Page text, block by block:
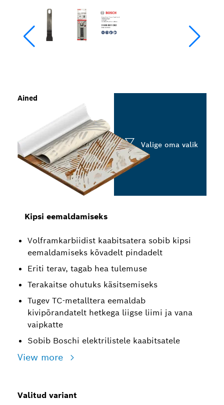
Kipsi eemaldamiseks
Volframkarbiidist kaabitsatera sobib kipsi
eemaldamiseks kõvadelt pindadelt
Eriti terav, tagab hea tulemuse
Terakaitse ohutuks käsitsemiseks
Tugev TC-metalltera eemaldab
kivipõrandatelt hetkega liigse liimi ja vana
vaipkatte
Sobib Boschi elektrilistele kaabitsatele
View more
Ained
Valige oma valik
Valitud variant